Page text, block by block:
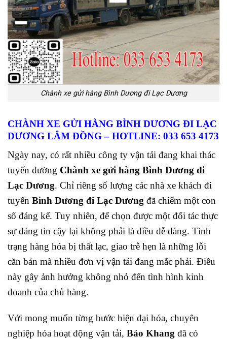
Chành xe gửi hàng Bình Dương đi Lạc Dương
CHÀNH XE GỬI HÀNG BÌNH DƯƠNG ĐI LẠC
DƯƠNG LÂM ĐỒNG – HOTLINE: 033 653 4173
Ngày nay, có rất nhiều công ty vận tải đang khai thác
tuyến đường Chành xe gửi hàng Bình Dương đi
Lạc Dương. Chỉ riêng số lượng các nhà xe khách đi
tuyến Bình Dương đi Lạc Dương đã chiếm một con
số đáng kể. Tuy nhiên, để chọn được một đối tác thực
sự đáng tin cậy lại không phải là điều dễ dàng. Tình
trạng hàng hóa bị thất lạc, giao trễ hẹn là những lỗi
căn bản mà nhiều đơn vị vận tải đang mắc phải. Điều
này gây ảnh hưởng không nhỏ đến tình hình kinh
doanh của chủ hàng.
Với mong muốn từng bước hiện đại hóa, chuyên
nghiệp hóa hoạt động vận tải, Bảo Khang đã có